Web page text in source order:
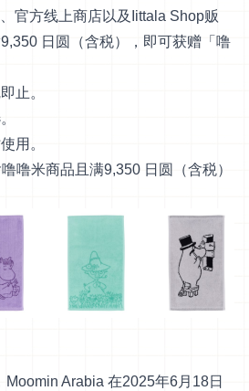
官方线上商店以及Iittala Shop贩
日圆（含税），即可获赠「噜
止。
用。
噜米商品且满9,350 日圆（含税）
Arabia 在2025年6月18日